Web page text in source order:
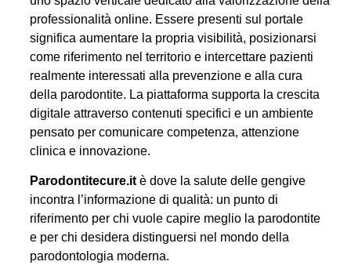
professionalità online. Essere presenti sul portale
significa aumentare la propria visibilità, posizionarsi
come riferimento nel territorio e intercettare pazienti
realmente interessati alla prevenzione e alla cura
della parodontite. La piattaforma supporta la crescita
digitale attraverso contenuti specifici e un ambiente
pensato per comunicare competenza, attenzione
clinica e innovazione.
Parodontitecure.it è dove la salute delle gengive
incontra l’informazione di qualità: un punto di
riferimento per chi vuole capire meglio la parodontite
e per chi desidera distinguersi nel mondo della
parodontologia moderna.